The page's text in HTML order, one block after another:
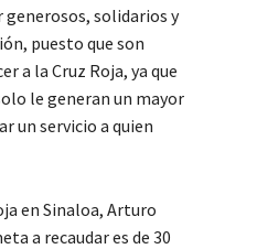
generosos, solidarios y
puesto que son
a la Cruz Roja, ya que
le generan un mayor
un servicio a quien
en Sinaloa, Arturo
a recaudar es de 30